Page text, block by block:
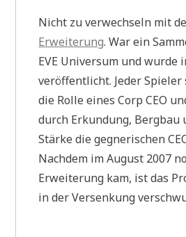
Nicht zu verwechseln mit
Erweiterung. War ein
EVE Universum und wurde
veröffentlicht. Jeder
die Rolle eines Corp CEO
durch Erkundung, Bergbau
Stärke die gegnerischen
Nachdem im August 2007
Erweiterung kam, ist das
in der Versenkung